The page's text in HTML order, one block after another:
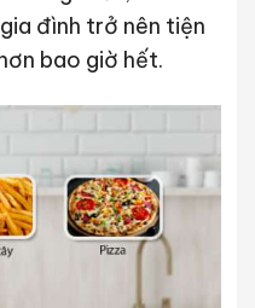
đình trở nên tiện
bao giờ hết.